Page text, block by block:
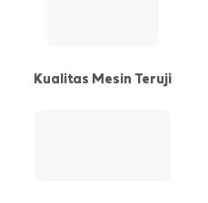
Kualitas Mesin Teruji